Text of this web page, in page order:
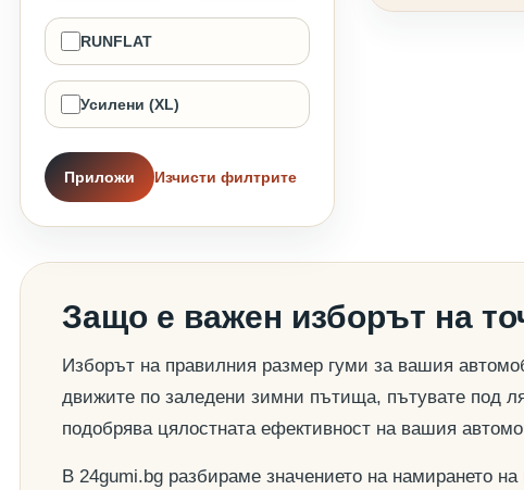
RUNFLAT
Усилени (XL)
Приложи Изчисти филтрите
Защо е важен изборът на
Изборът на правилния размер гуми за вашия
движите по заледени зимни пътища, пътувате под
подобрява цялостната ефективност на вашия
В 24gumi.bg разбираме значението на намирането